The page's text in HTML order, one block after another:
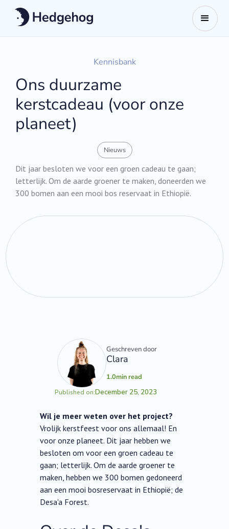
Kennisbank
Ons duurzame
kerstcadeau (voor onze
planeet)
Nieuws
Dit jaar besloten we voor een groen cadeau te gaan;
letterlijk. Om de aarde groener te maken, doneerden we
300 bomen aan een mooi bos reservaat in Ethiopië.
Geschreven door
Clara
1.0min read
Published on:December 25, 2023
Wil je meer weten over het project?
Vrolijk kerstfeest voor ons allemaal! En
voor onze planeet. Dit jaar hebben we
besloten om voor een groen cadeau te
gaan; letterlijk. Om de aarde groener te
maken, hebben we 300 bomen gedoneerd
aan een mooi bosreservaat in Ethiopië; de
Desa'a Forest.